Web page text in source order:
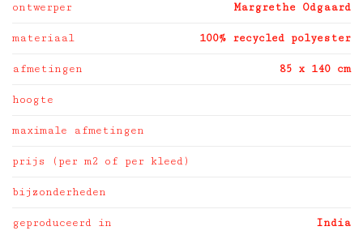
ontwerper Margrethe Odgaard
materiaal 100% recycled polyester
afmetingen 85 x 140 cm
hoogte
maximale afmetingen
prijs (per m2 of per kleed)
bijzonderheden
geproduceerd in India